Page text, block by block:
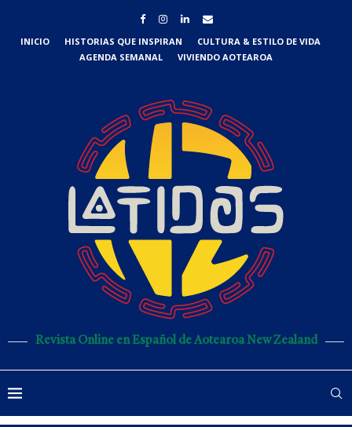
INICIO HISTORIAS QUE INSPIRAN
CULTURA & ESTILO DE VIDA
AGENDA SEMANAL
VIVIENDO AOTEAROA
Revista Online en Español de Aotearoa New Zealand